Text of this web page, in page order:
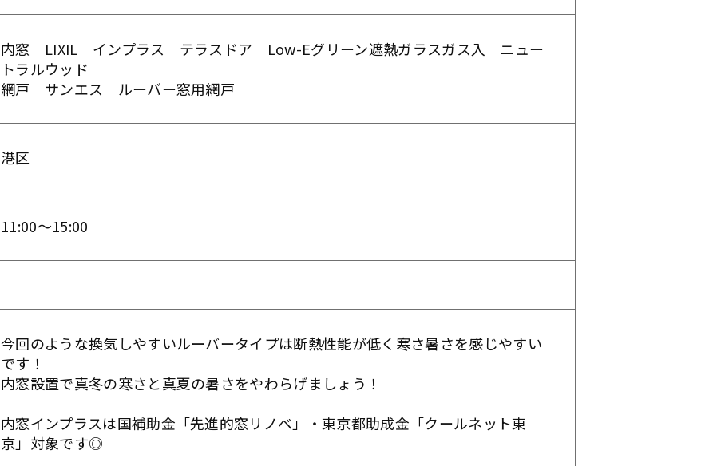
内窓 LIXIL インプラス テラスドア Low-Eグリーン遮熱ガラスガス入 ニュー
トラルウッド
網戸 サンエス ルーバー窓用網戸
港区
11:00～15:00
今回のような換気しやすいルーバータイプは断熱性能が低く寒さ暑さを感じやすい
です！
内窓設置で真冬の寒さと真夏の暑さをやわらげましょう！
内窓インプラスは国補助金「先進的窓リノベ」・東京都助成金「クールネット東
京」対象です◎